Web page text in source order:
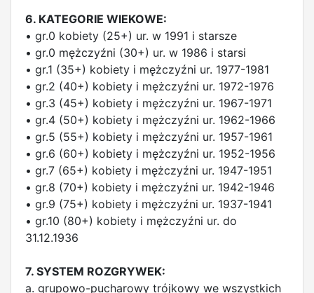
6. KATEGORIE WIEKOWE:
• gr.0 kobiety (25+) ur. w 1991 i starsze
• gr.0 mężczyźni (30+) ur. w 1986 i starsi
• gr.1 (35+) kobiety i mężczyźni ur. 1977-1981
• gr.2 (40+) kobiety i mężczyźni ur. 1972-1976
• gr.3 (45+) kobiety i mężczyźni ur. 1967-1971
• gr.4 (50+) kobiety i mężczyźni ur. 1962-1966
• gr.5 (55+) kobiety i mężczyźni ur. 1957-1961
• gr.6 (60+) kobiety i mężczyźni ur. 1952-1956
• gr.7 (65+) kobiety i mężczyźni ur. 1947-1951
• gr.8 (70+) kobiety i mężczyźni ur. 1942-1946
• gr.9 (75+) kobiety i mężczyźni ur. 1937-1941
• gr.10 (80+) kobiety i mężczyźni ur. do
31.12.1936
7. SYSTEM ROZGRYWEK:
a. grupowo-pucharowy trójkowy we wszystkich